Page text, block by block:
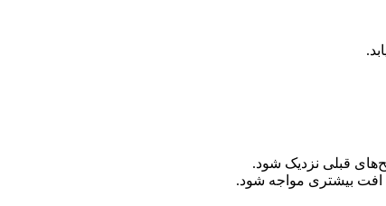
قبلی نزدیک شود.
بیشتری مواجه شود.